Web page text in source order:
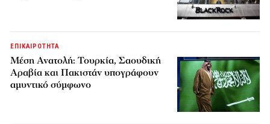
ΕΠΙΚΑΙΡΟΤΗΤΑ
Μέση Ανατολή: Τουρκία, Σαουδική
Αραβία και Πακιστάν υπογράφουν
αμυντικό σύμφωνο